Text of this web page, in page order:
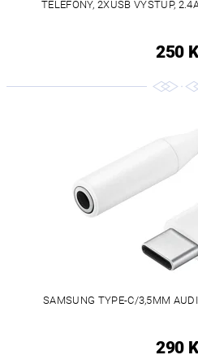
TELEFONY, 2XUSB VÝSTUP,
250
SAMSUNG TYPE-C/3,5MM
290